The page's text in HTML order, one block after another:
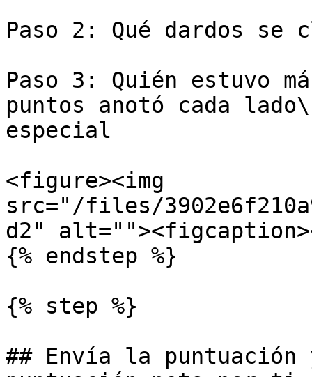
Paso 2: Qué dardos se
Paso 3: Quién estuvo
puntos anotó cada
especial
<figure><img
src="/files/
d2"
{% endstep %}
{% step %}
## Envía la